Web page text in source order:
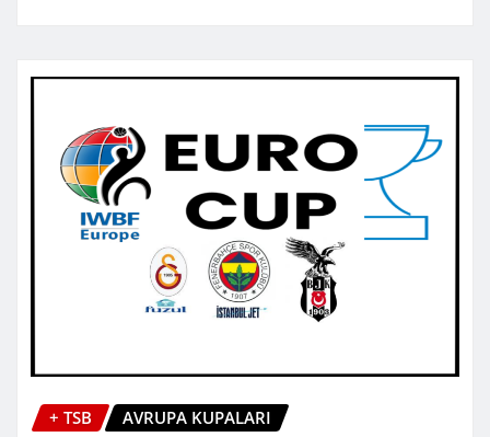
+ TSB AVRUPA KUPALARI